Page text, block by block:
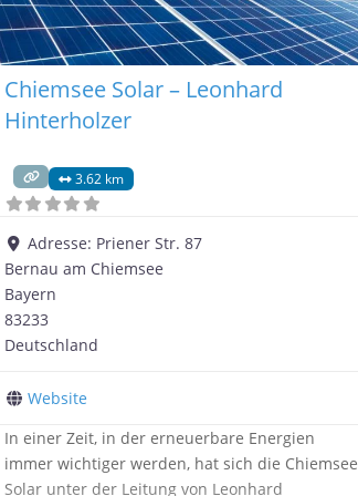
Chiemsee Solar – Leonhard
Hinterholzer
3.62 km
Adresse: Priener Str. 87
Bernau am Chiemsee
Bayern
83233
Deutschland
Website
In einer Zeit, in der erneuerbare Energien
immer wichtiger werden, hat sich die Chiemsee
Solar unter der Leitung von Leonhard